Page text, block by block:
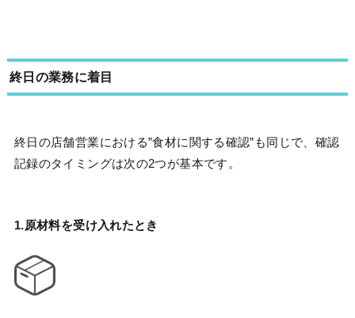
終日の業務に着目
終日の店舗営業における”食材に関する確認”も同じで、確認
記録のタイミングは次の2つが基本です。
1.原材料を受け入れたとき